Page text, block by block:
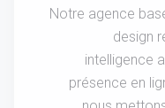
Notre agence
design
intelligence
présence en